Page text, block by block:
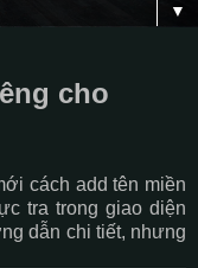
▼
cho
cách add tên miền
tra trong giao diện
dẫn chi tiết, nhưng